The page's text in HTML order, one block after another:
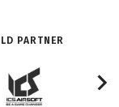
PARTNER